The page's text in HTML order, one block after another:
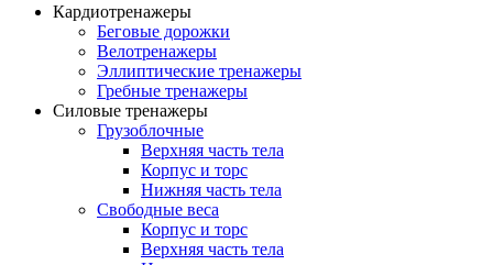
Кардиотренажеры
Беговые дорожки
Велотренажеры
Эллиптические тренажеры
Гребные тренажеры
Силовые тренажеры
Грузоблочные
Верхняя часть тела
Корпус и торс
Нижняя часть тела
Свободные веса
Корпус и торс
Верхняя часть тела